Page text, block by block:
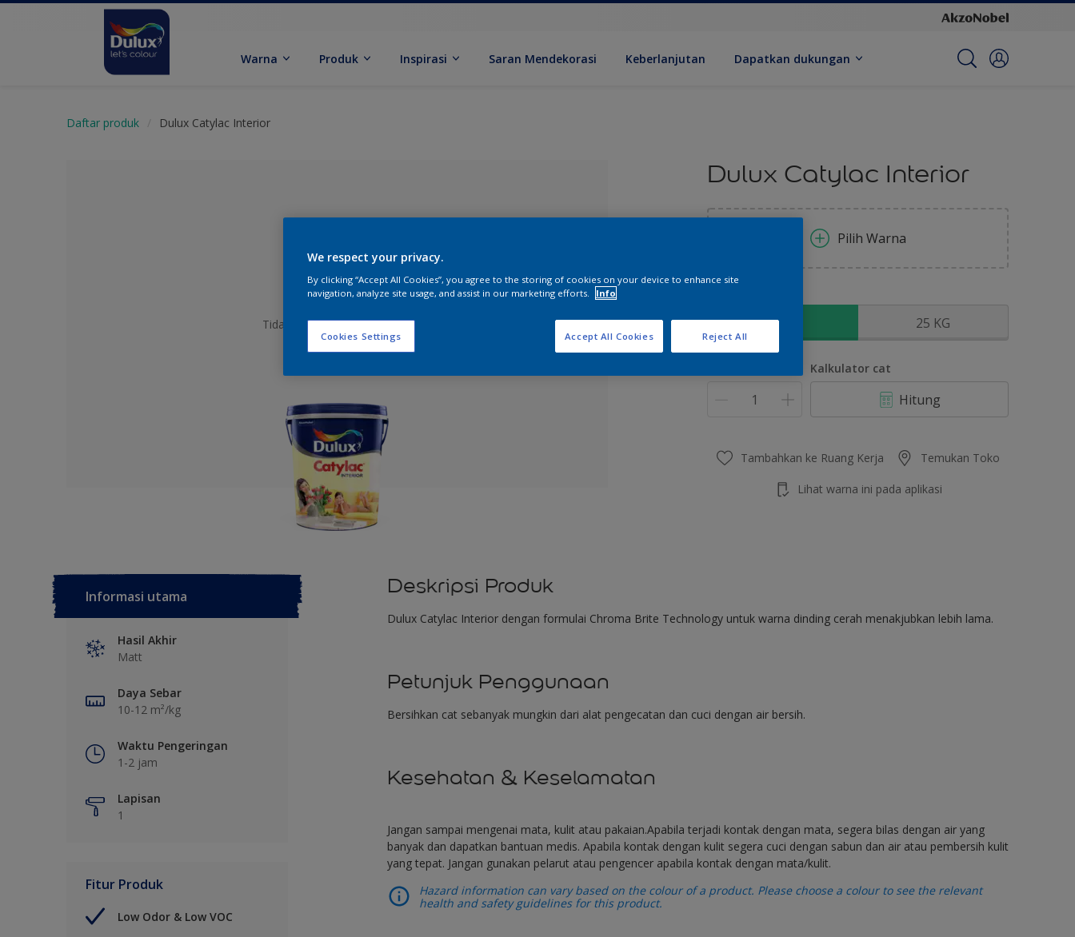
Warna Produk Inspirasi Saran Mendekorasi Keberlanjutan Dapatkan dukungan
Daftar produk Dulux Catylac Interior
Tidak Ada Warna yang Dipilih
Dulux Catylac Interior
Pilih Warna
5 KG 25 KG
Kalkulator cat
Hitung
Tambahkan ke Ruang Kerja Temukan Toko
Lihat warna ini pada aplikasi
Informasi utama
Hasil Akhir
Matt
Daya Sebar
10-12 m²/kg
Waktu Pengeringan
1-2 jam
Lapisan
1
Fitur Produk
Low Odor & Low VOC
Deskripsi Produk
Dulux Catylac Interior dengan formulai Chroma Brite Technology untuk warna dinding cerah menakjubkan lebih lama.
Petunjuk Penggunaan
Bersihkan cat sebanyak mungkin dari alat pengecatan dan cuci dengan air bersih.
Kesehatan & Keselamatan
Jangan sampai mengenai mata, kulit atau pakaian.Apabila terjadi kontak dengan mata, segera bilas dengan air yang
banyak dan dapatkan bantuan medis. Apabila kontak dengan kulit segera cuci dengan sabun dan air atau pembersih kulit
yang tepat. Jangan gunakan pelarut atau pengencer apabila kontak dengan mata/kulit.
Hazard information can vary based on the colour of a product. Please choose a colour to see the relevant
health and safety guidelines for this product.
We respect your privacy.
By clicking “Accept All Cookies”, you agree to the storing of cookies on your device to enhance site
navigation, analyze site usage, and assist in our marketing efforts.
Info
Cookies Settings Reject All
Accept All Cookies